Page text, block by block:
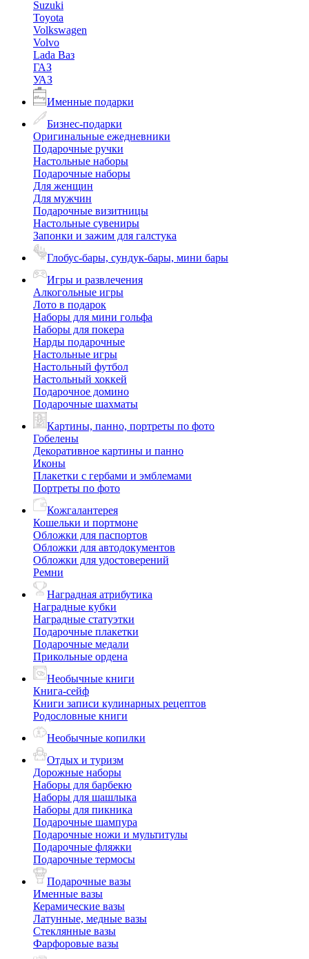
Suzuki
Toyota
Volkswagen
Volvo
Lada Ваз
ГАЗ
УАЗ
Именные подарки
Бизнес-подарки
Оригинальные ежедневники
Подарочные ручки
Настольные наборы
Подарочные наборы
Для женщин
Для мужчин
Подарочные визитницы
Настольные сувениры
Запонки и зажим для галстука
Глобус-бары, сундук-бары, мини бары
Игры и развлечения
Алкогольные игры
Лото в подарок
Наборы для мини гольфа
Наборы для покера
Нарды подарочные
Настольные игры
Настольный футбол
Настольный хоккей
Подарочное домино
Подарочные шахматы
Картины, панно, портреты по фото
Гобелены
Декоративное картины и панно
Иконы
Плакетки с гербами и эмблемами
Портреты по фото
Кожгалантерея
Кошельки и портмоне
Обложки для паспортов
Обложки для автодокументов
Обложки для удостоверений
Ремни
Наградная атрибутика
Наградные кубки
Наградные статуэтки
Подарочные плакетки
Подарочные медали
Прикольные ордена
Необычные книги
Книга-сейф
Книги записи кулинарных рецептов
Родословные книги
Необычные копилки
Отдых и туризм
Дорожные наборы
Наборы для барбекю
Наборы для шашлыка
Наборы для пикника
Подарочные шампура
Подарочные ножи и мультитулы
Подарочные фляжки
Подарочные термосы
Подарочные вазы
Именные вазы
Керамические вазы
Латунные, медные вазы
Стеклянные вазы
Фарфоровые вазы